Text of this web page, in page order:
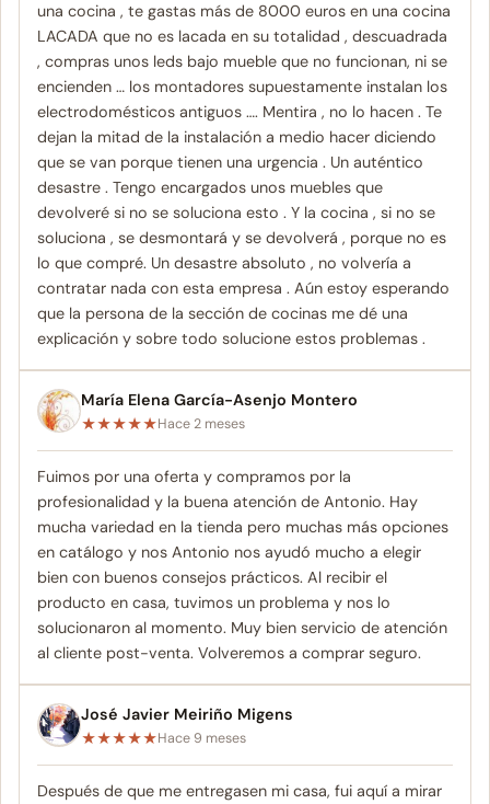
una cocina , te gastas más de 8000 euros en una cocina
LACADA que no es lacada en su totalidad , descuadrada
, compras unos leds bajo mueble que no funcionan, ni se
encienden … los montadores supuestamente instalan los
electrodomésticos antiguos …. Mentira , no lo hacen . Te
dejan la mitad de la instalación a medio hacer diciendo
que se van porque tienen una urgencia . Un auténtico
desastre . Tengo encargados unos muebles que
devolveré si no se soluciona esto . Y la cocina , si no se
soluciona , se desmontará y se devolverá , porque no es
lo que compré. Un desastre absoluto , no volvería a
contratar nada con esta empresa . Aún estoy esperando
que la persona de la sección de cocinas me dé una
explicación y sobre todo solucione estos problemas .
María Elena García-Asenjo Montero
★★★★★Hace 2 meses
Fuimos por una oferta y compramos por la
profesionalidad y la buena atención de Antonio. Hay
mucha variedad en la tienda pero muchas más opciones
en catálogo y nos Antonio nos ayudó mucho a elegir
bien con buenos consejos prácticos. Al recibir el
producto en casa, tuvimos un problema y nos lo
solucionaron al momento. Muy bien servicio de atención
al cliente post-venta. Volveremos a comprar seguro.
José Javier Meiriño Migens
★★★★★Hace 9 meses
Después de que me entregasen mi casa, fui aquí a mirar